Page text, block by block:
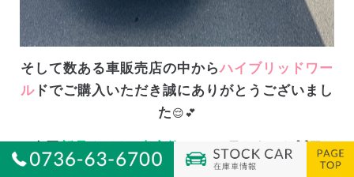
そして数ある車販売店の中からハイブリッドワー
ル ドでご購入いただき誠にありがとうございまし
た😌💕
させて頂きました 🙌🏻